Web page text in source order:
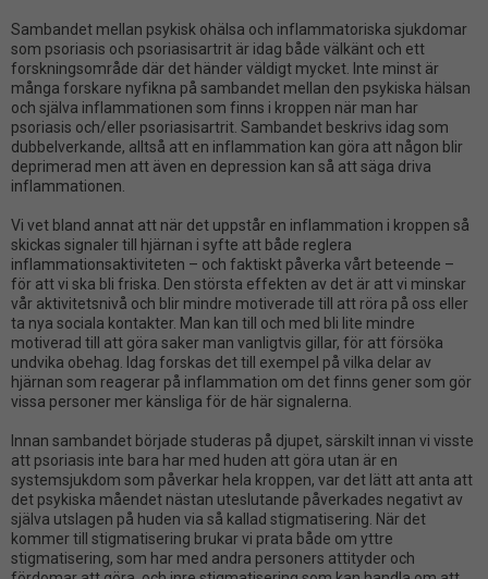
Sambandet mellan psykisk ohälsa och inflammatoriska sjukdomar
som psoriasis och psoriasisartrit är idag både välkänt och ett
forskningsområde där det händer väldigt mycket. Inte minst är
många forskare nyfikna på sambandet mellan den psykiska hälsan
och själva inflammationen som finns i kroppen när man har
psoriasis och/eller psoriasisartrit. Sambandet beskrivs idag som
dubbelverkande, alltså att en inflammation kan göra att någon blir
deprimerad men att även en depression kan så att säga driva
inflammationen.
Vi vet bland annat att när det uppstår en inflammation i kroppen så
skickas signaler till hjärnan i syfte att både reglera
inflammationsaktiviteten – och faktiskt påverka vårt beteende –
för att vi ska bli friska. Den största effekten av det är att vi minskar
vår aktivitetsnivå och blir mindre motiverade till att röra på oss eller
ta nya sociala kontakter. Man kan till och med bli lite mindre
motiverad till att göra saker man vanligtvis gillar, för att försöka
undvika obehag. Idag forskas det till exempel på vilka delar av
hjärnan som reagerar på inflammation om det finns gener som gör
vissa personer mer känsliga för de här signalerna.
Innan sambandet började studeras på djupet, särskilt innan vi visste
att psoriasis inte bara har med huden att göra utan är en
systemsjukdom som påverkar hela kroppen, var det lätt att anta att
det psykiska måendet nästan uteslutande påverkades negativt av
själva utslagen på huden via så kallad stigmatisering. När det
kommer till stigmatisering brukar vi prata både om yttre
stigmatisering, som har med andra personers attityder och